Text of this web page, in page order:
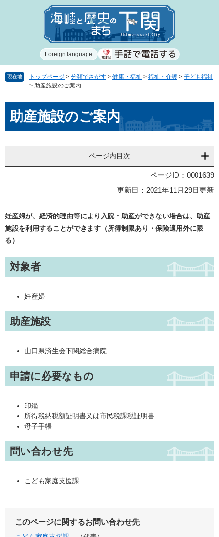
で
ば
Foreign language
現在地 トップページ > 分類でさがす > 健康・福祉 > 福祉・介護 > 子ども福祉
> 助産施設のご案内
助産施設のご案内
ページ内目次
ページID：0001639
更新日：2021年11月29日更新
妊産婦が、経済的理由等により入院・助産ができない場合は、助産
施設を利用することができます（所得制限あり・保険適用外に限
る）
対象者
妊産婦
助産施設
山口県済生会下関総合病院
申請に必要なもの
印鑑
所得税納税額証明書又は市民税課税証明書
母子手帳
問い合わせ先
こども家庭支援課
このページに関するお問い合わせ先